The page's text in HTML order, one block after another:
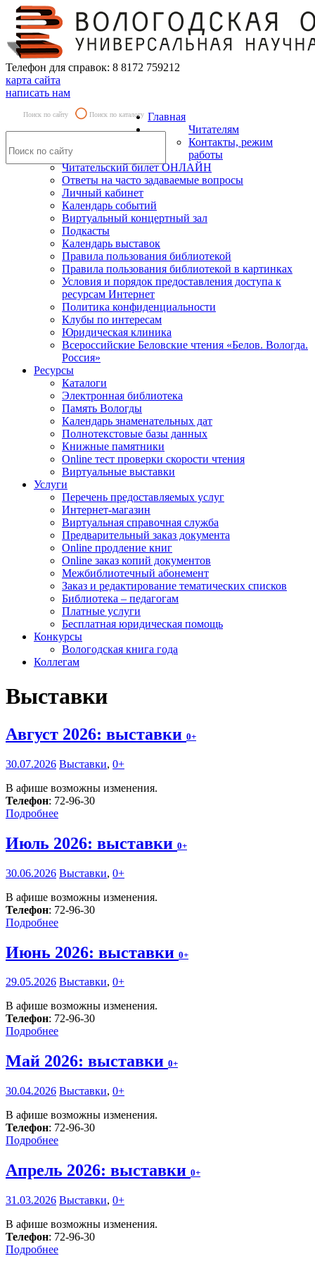
Телефон для справок: 8 8172 759212
карта сайта
написать нам
Поиск по сайту Поиск по каталогу Главная
Читателям
Контакты, режим
работы
Читательский билет ОНЛАЙН
Ответы на часто задаваемые вопросы
Личный кабинет
Календарь событий
Виртуальный концертный зал
Подкасты
Календарь выставок
Правила пользования библиотекой
Правила пользования библиотекой в картинках
Условия и порядок предоставления доступа к
ресурсам Интернет
Политика конфиденциальности
Клубы по интересам
Юридическая клиника
Всероссийские Беловские чтения «Белов. Вологда.
Россия»
Ресурсы
Каталоги
Электронная библиотека
Память Вологды
Календарь знаменательных дат
Полнотекстовые базы данных
Книжные памятники
Online тест проверки скорости чтения
Виртуальные выставки
Услуги
Перечень предоставляемых услуг
Интернет-магазин
Виртуальная справочная служба
Предварительный заказ документа
Online продление книг
Online заказ копий документов
Межбиблиотечный абонемент
Заказ и редактирование тематических списков
Библиотека – педагогам
Платные услуги
Бесплатная юридическая помощь
Конкурсы
Вологодская книга года
Коллегам
Выставки
Август 2026: выставки 0+
30.07.2026 Выставки, 0+
В афише возможны изменения.
Телефон: 72-96-30
Подробнее
Июль 2026: выставки 0+
30.06.2026 Выставки, 0+
В афише возможны изменения.
Телефон: 72-96-30
Подробнее
Июнь 2026: выставки 0+
29.05.2026 Выставки, 0+
В афише возможны изменения.
Телефон: 72-96-30
Подробнее
Май 2026: выставки 0+
30.04.2026 Выставки, 0+
В афише возможны изменения.
Телефон: 72-96-30
Подробнее
Апрель 2026: выставки 0+
31.03.2026 Выставки, 0+
В афише возможны изменения.
Телефон: 72-96-30
Подробнее